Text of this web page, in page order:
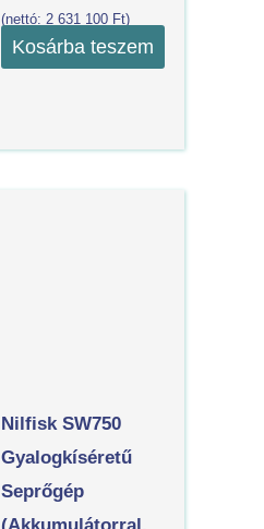
(nettó: 2 631 100 Ft)
Kosárba teszem
Nilfisk SW750
Gyalogkíséretű
Seprőgép